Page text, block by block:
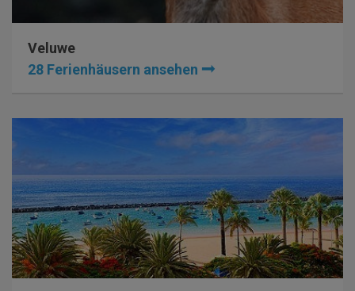
Veluwe
28 Ferienhäusern ansehen